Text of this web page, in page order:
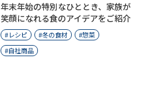
年末年始の特別なひととき、家族が
笑顔になれる食のアイデアをご紹介
レシピ 冬の食材
惣菜
自社商品